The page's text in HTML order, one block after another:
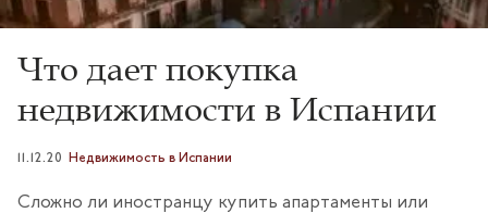
Что дает покупка
недвижимости в Испании
11.12.20 Недвижимость в Испании
Сложно ли иностранцу купить апартаменты или